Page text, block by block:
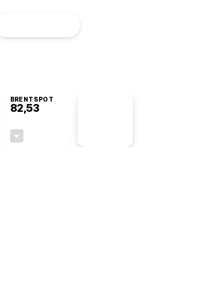
BRENTSPOT
82,53